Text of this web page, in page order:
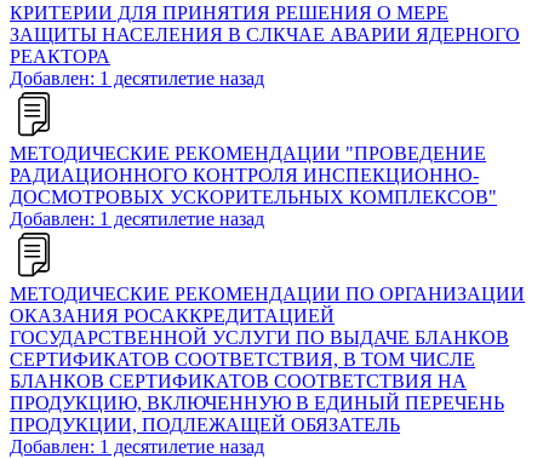
КРИТЕРИИ ДЛЯ ПРИНЯТИЯ РЕШЕНИЯ О МЕРЕ
ЗАЩИТЫ НАСЕЛЕНИЯ В СЛКЧАЕ АВАРИИ ЯДЕРНОГО
РЕАКТОРА
Добавлен: 1 десятилетие назад
МЕТОДИЧЕСКИЕ РЕКОМЕНДАЦИИ "ПРОВЕДЕНИЕ
РАДИАЦИОННОГО КОНТРОЛЯ ИНСПЕКЦИОННО-
ДОСМОТРОВЫХ УСКОРИТЕЛЬНЫХ КОМПЛЕКСОВ"
Добавлен: 1 десятилетие назад
МЕТОДИЧЕСКИЕ РЕКОМЕНДАЦИИ ПО ОРГАНИЗАЦИИ
ОКАЗАНИЯ РОСАККРЕДИТАЦИЕЙ
ГОСУДАРСТВЕННОЙ УСЛУГИ ПО ВЫДАЧЕ БЛАНКОВ
СЕРТИФИКАТОВ СООТВЕТСТВИЯ, В ТОМ ЧИСЛЕ
БЛАНКОВ СЕРТИФИКАТОВ СООТВЕТСТВИЯ НА
ПРОДУКЦИЮ, ВКЛЮЧЕННУЮ В ЕДИНЫЙ ПЕРЕЧЕНЬ
ПРОДУКЦИИ, ПОДЛЕЖАЩЕЙ ОБЯЗАТЕЛЬ
Добавлен: 1 десятилетие назад